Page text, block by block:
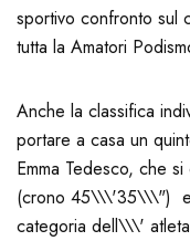
sportivo confronto sul
tutta la Amatori
Anche la classifica
portare a casa un
Emma Tedesco, che
(crono 45\\\'35\\\") e
categoria dell\\\'